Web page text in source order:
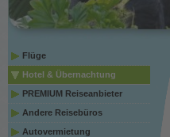
Flüge
Hotel & Übernachtung
PREMIUM Reiseanbieter
Andere Reisebüros
Autovermietung